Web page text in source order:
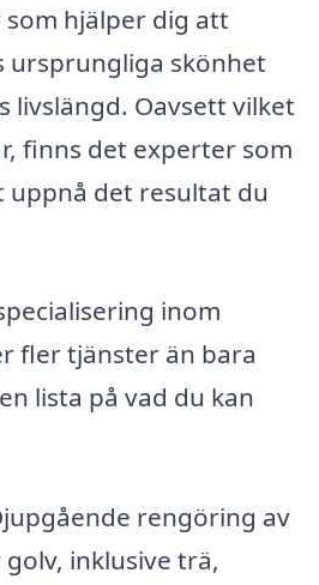
hjälper dig att
ursprungliga skönhet
livslängd. Oavsett vilket
finns det experter som
uppnå det resultat du
inom
fler tjänster än bara
lista på vad du kan
rengöring av
inklusive trä,